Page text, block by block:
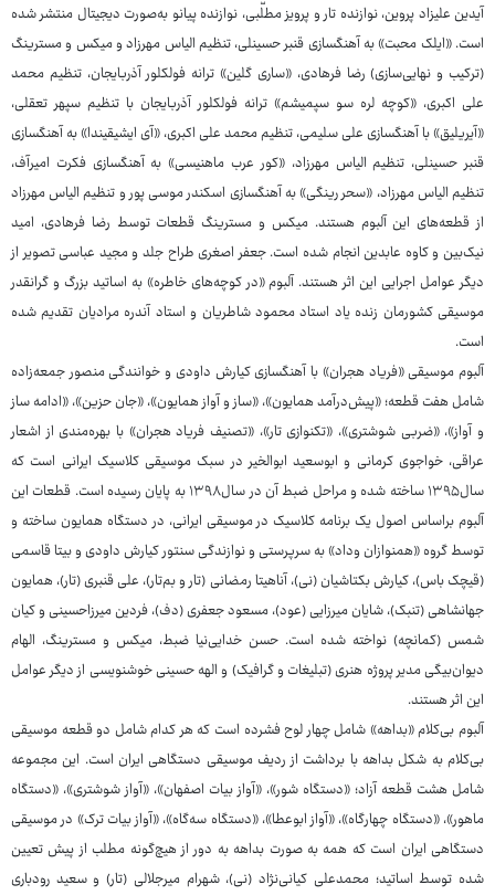
آیدین علیزاد پروین، نوازنده تار و پرویز مطلّبی، نوازنده پیانو به‌صورت دیجیتال منتشر شده
است. «ایلک محبت» به آهنگسازی قنبر حسینلی، تنظیم الیاس مهرزاد و میکس و مسترینگ
(ترکیب و نهایی‌سازی) رضا فرهادی، «ساری گلین» ترانه فولکلور آذربایجان، تنظیم محمد
علی اکبری، «کوچه لره سو سپمیشم» ترانه فولکلور آذربایجان با تنظیم سپهر تعقلی،
«آیریلیق» با آهنگسازی علی سلیمی، تنظیم محمد علی اکبری، «آی ایشیقیندا» به آهنگسازی
قنبر حسینلی، تنظیم الیاس مهرزاد، «کور عرب ماهنیسی» به آهنگسازی فکرت امیرآف،
تنظیم الیاس مهرزاد، «سحر رینگی» به آهنگسازی اسکندر موسی پور و تنظیم الیاس مهرزاد
از قطعه‌های این آلبوم هستند. میکس و مسترینگ قطعات توسط رضا فرهادی، امید
نیک‌بین و کاوه عابدین انجام شده است. جعفر اصغری طراح جلد و مجید عباسی تصویر از
دیگر عوامل اجرایی این اثر هستند. آلبوم «در کوچه‌های خاطره» به اساتید بزرگ و گرانقدر
موسیقی کشورمان زنده‌ یاد استاد محمود شاطریان و استاد آندره مرادیان تقدیم شده
است.
آلبوم موسیقی «فریاد هجران» با آهنگسازی کیارش داودی و خوانندگی منصور جمعه‌زاده
شامل هفت قطعه؛ «پیش‌درآمد همایون»، «ساز و آواز همایون»، «جان حزین»، «ادامه‌ ساز
و آواز»، «ضربی شوشتری»، «تکنوازی تار»، «تصنیف فریاد هجران» با بهره‌مندی از اشعار
عراقی، خواجوی کرمانی و ابوسعید ابوالخیر در سبک موسیقی کلاسیک ایرانی‌ است که
سال۱۳۹۵ ساخته شده و مراحل ضبط آن در سال۱۳۹۸ به پایان رسیده است. قطعات این
آلبوم براساس اصول یک برنامه‌ کلاسیک در موسیقی ایرانی، در دستگاه همایون ساخته و
توسط گروه «همنوازان وداد» به سرپرستی و نوازندگی سنتور کیارش داودی و بیتا قاسمی
(قیچک باس)، کیارش بکتاشیان (نی)، آناهیتا رمضانی (تار و بم‌تار)، علی قنبری (تار)، همایون
جهانشاهی (تنبک)، شایان‌ میرزایی (عود)، مسعود جعفری (دف)، فردین میرزاحسینی و کیان
شمس (کمانچه) نواخته شده است. حسن خدایی‌نیا ضبط، میکس و مسترینگ، الهام
دیوان‌بیگی مدیر پروژه هنری (تبلیغات و گرافیک) و الهه حسینی خوشنویسی از دیگر عوامل
این اثر هستند.
آلبوم بی‌کلام «بداهه» شامل چهار لوح فشرده است که هر کدام شامل دو قطعه موسیقی
بی‌کلام به شکل بداهه با برداشت از ردیف موسیقی دستگاهی ایران است. این مجموعه
شامل هشت قطعه آزاد؛ «دستگاه شور»، «آواز بیات اصفهان»، «آواز شوشتری»، «دستگاه
ماهور»، «دستگاه چهارگاه»، «آواز ابوعطا»، «دستگاه سه‌گاه»، «آواز بیات ترک» در موسیقی
دستگاهی ایران است که همه به صورت بداهه به دور از هیچ‌گونه مطلب از پیش تعیین
شده توسط اساتید؛ محمدعلی کیانی‌نژاد (نی)، شهرام میرجلالی (تار) و سعید رودباری